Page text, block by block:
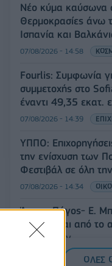
Νέο κύμα καύσωνα
Θερμοκρασίες άνω
Ισπανία και
07/08/2026 - 14:58
Fourlis: Συμφωνία
συμμετοχής στο
έναντι 49,35 εκατ.
07/08/2026 - 14:39
ΥΠΠΟ:
την ενίσχυση των
Φεστιβάλ σε όλη
07/08/2026 - 14:34
Άρειος Πάγος- Ε.
ανασύρεται από
υποκλοπών
07/08/2026 - 14:11
ΟΛΕΣ